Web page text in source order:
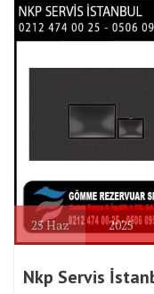
25Haz 2025
Nkp Servis